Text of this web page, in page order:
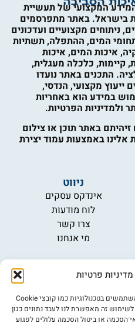
פרטיות
כדי לספק את החוויה הטובה ביותר, אנו משתמשים בטכנולוגיות כמו קובצי Cookie
זה מאפשרת לנו לעבד נתונים כגון
או ביטול הסכמה עלולים לפגוע
המקצועי של תעשיית
בישראל. באתר מתפרסמים
ניתוחים מקצועיים ועדכונים
המים, ההתפלה, תשתיות
איכות המים, איכות
קיימות, כלכלה מעגלית,
התכנים באתר נועדו
ייעוץ מקצועי, הנדסי,
במידע הוא באחריות
הפרטיות.
זיהיתם באתר תוכן או צילום
אלינו באמצעות עמוד יצירת
ניווט
אינדקס עסקים
לוח מודעות
צרו קשר
מי אנחנו
אצלנו
נגישות